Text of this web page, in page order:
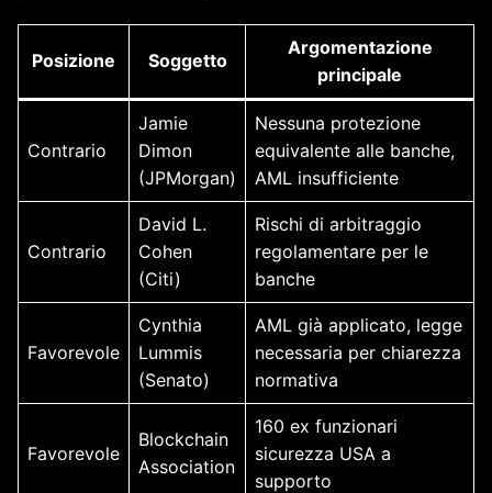
Posizione Soggetto
Argomentazione
principale
Contrario
Jamie
Dimon
(JPMorgan)
Nessuna protezione
equivalente alle banche,
AML insufficiente
Contrario
David L.
Cohen
(Citi)
Rischi di arbitraggio
regolamentare per le
banche
Favorevole
Cynthia
Lummis
(Senato)
AML già applicato, legge
necessaria per chiarezza
normativa
Favorevole
Blockchain
Association
160 ex funzionari
sicurezza USA a
supporto